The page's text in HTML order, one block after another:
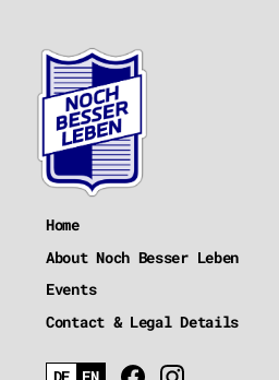
Home
About Noch Besser Leben
Events
Contact & Legal Details